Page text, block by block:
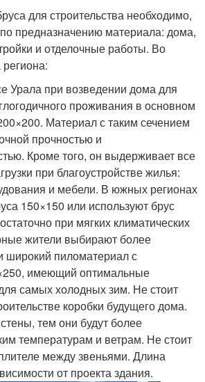
для строительства необходимо,
предназначению материала: дома,
и отделочные работы. Во
Урала при возведении дома для
проживания в основном
Материал с таким сечением
прочностью и
Кроме того, он выдерживает все
при благоустройстве жилья:
и мебели. В южных регионах
150×150 или используют брус
при мягких климатических
жители выбирают более
широкий пиломатериал с
имеющий оптимальные
самых холодных зим. Не стоит
коробки будущего дома.
тем они будут более
температурам и ветрам. Не стоит
между звеньями. Длина
от проекта здания.